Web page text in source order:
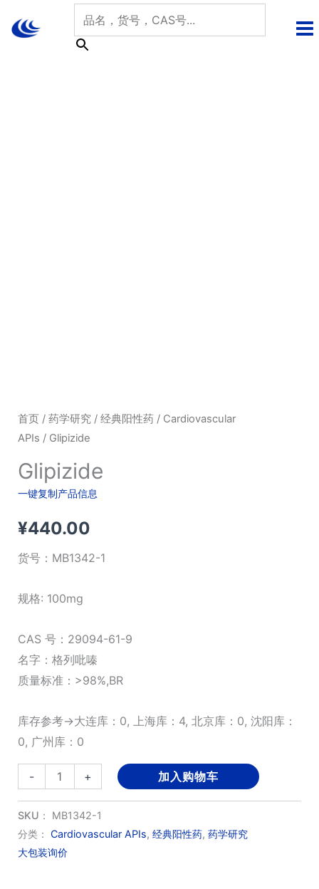
首页/ 药学研究/ 经典阳性药/ Cardiovascular
APIs / Glipizide
Glipizide
一键复制产品信息
¥440.00
货号： MB1342-1
规格: 100mg
CAS 号：29094-61-9
名字：格列吡嗪
质量标准：>98%,BR
库存参考→大连库：0, 上海库：4, 北京库：0, 沈阳库：
0, 广州库：0
-
Glipizide
数
量
+ 加入购物车
SKU： MB1342-1
分类： Cardiovascular APIs, 经典阳性药, 药学研究
大包装询价